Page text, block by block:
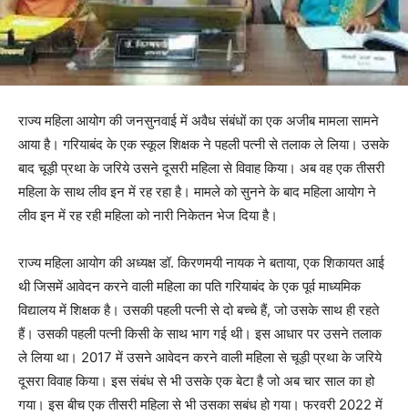
राज्य महिला आयोग की जनसुनवाई में अवैध संबंधों का एक अजीब मामला सामने
आया है। गरियाबंद के एक स्कूल शिक्षक ने पहली पत्नी से तलाक ले लिया। उसके
बाद चूड़ी प्रथा के जरिये उसने दूसरी महिला से विवाह किया। अब वह एक तीसरी
महिला के साथ लीव इन में रह रहा है। मामले को सुनने के बाद महिला आयोग ने
लीव इन में रह रही महिला को नारी निकेतन भेज दिया है।
राज्य महिला आयोग की अध्यक्ष डॉ. किरणमयी नायक ने बताया, एक शिकायत आई
थी जिसमें आवेदन करने वाली महिला का पति गरियाबंद के एक पूर्व माध्यमिक
विद्यालय में शिक्षक है। उसकी पहली पत्नी से दो बच्चे हैं, जो उसके साथ ही रहते
हैं। उसकी पहली पत्नी किसी के साथ भाग गई थी। इस आधार पर उसने तलाक
ले लिया था। 2017 में उसने आवेदन करने वाली महिला से चूड़ी प्रथा के जरिये
दूसरा विवाह किया। इस संबंध से भी उसके एक बेटा है जो अब चार साल का हो
गया। इस बीच एक तीसरी महिला से भी उसका सबंध हो गया। फरवरी 2022 में